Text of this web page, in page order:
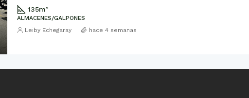
135m²
ALMACENES/GALPONES
Leiby Echegaray hace 4 semanas